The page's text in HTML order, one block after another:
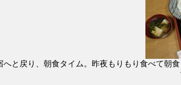
へと戻り、朝食タイム。昨夜もりもり食べて朝